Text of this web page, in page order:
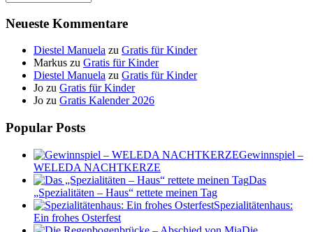
Neueste Kommentare
Diestel Manuela zu Gratis für Kinder
Markus zu Gratis für Kinder
Diestel Manuela zu Gratis für Kinder
Jo zu Gratis für Kinder
Jo zu Gratis Kalender 2026
Popular Posts
Gewinnspiel –
WELEDA NACHTKERZE
Das
„Spezialitäten – Haus“ rettete meinen Tag
Spezialitätenhaus:
Ein frohes Osterfest